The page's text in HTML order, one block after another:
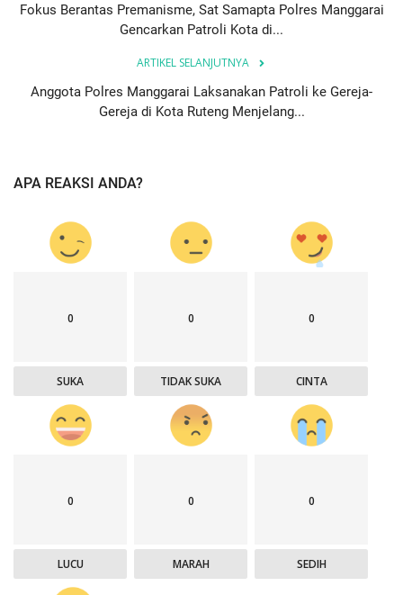
Fokus Berantas Premanisme, Sat Samapta Polres Manggarai
Gencarkan Patroli Kota di...
ARTIKEL SELANJUTNYA
Anggota Polres Manggarai Laksanakan Patroli ke Gereja-
Gereja di Kota Ruteng Menjelang...
APA REAKSI ANDA?
0
SUKA
0
TIDAK SUKA
0
CINTA
0
LUCU
0
MARAH
0
SEDIH